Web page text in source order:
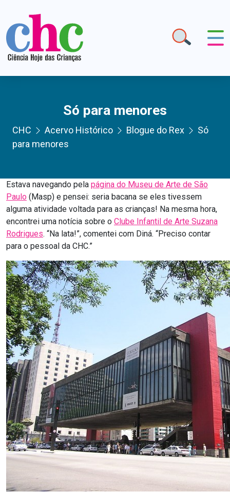
Só para menores
CHC Acervo Histórico Blogue do Rex
Só
para menores
Estava navegando pela página do Museu de Arte de São
Paulo (Masp) e pensei: seria bacana se eles tivessem
alguma atividade voltada para as crianças! Na mesma hora,
encontrei uma notícia sobre o Clube Infantil de Arte Suzana
Rodrigues. “Na lata!”, comentei com Diná. “Preciso contar
para o pessoal da CHC.”